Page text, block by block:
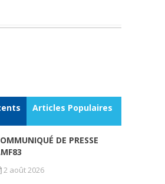
Articles Populaires
DE PRESSE
2 août 2026